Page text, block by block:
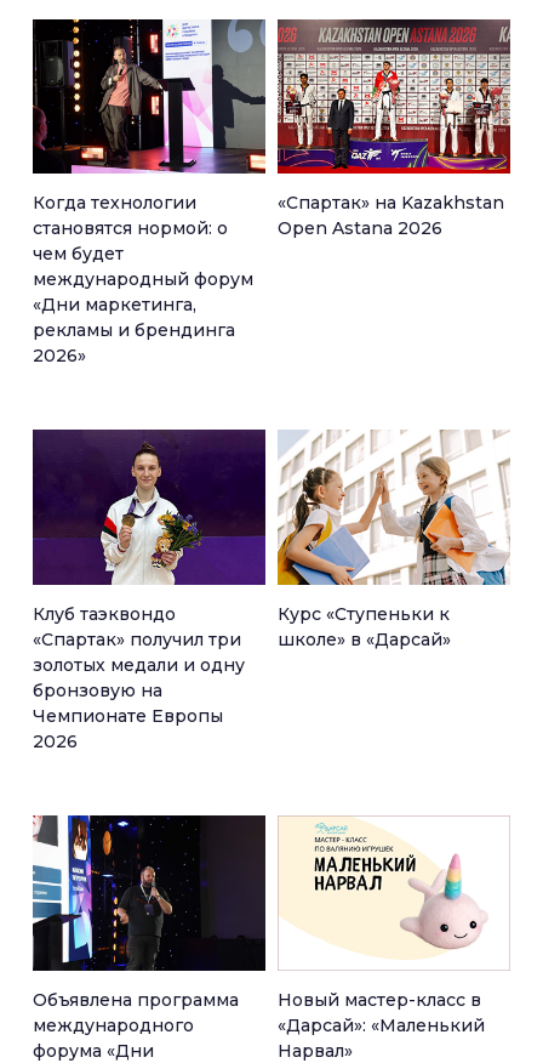
Когда технологии
становятся нормой: о
чем будет
международный форум
«Дни маркетинга,
рекламы и брендинга
2026»
«Спартак» на Kazakhstan
Open Astana 2026
Клуб таэквондо
«Спартак» получил три
золотых медали и одну
бронзовую на
Чемпионате Европы
2026
Курс «Ступеньки к
школе» в «Дарсай»
Объявлена программа
международного
форума «Дни
Новый мастер-класс в
«Дарсай»: «Маленький
Нарвал»